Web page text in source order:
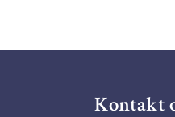
Kontakt